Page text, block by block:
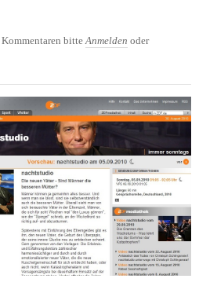
man Väter nicht mit den Kindern
Kommentaren bitteAnmelden oder